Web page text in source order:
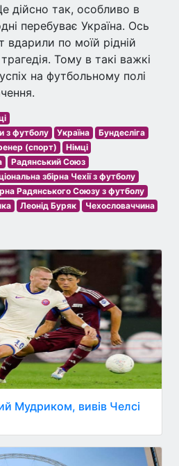
дійсно так, особливо в
перебуває Україна. Ось
вдарили по моїй рідній
Тому в такі важкі
на футбольному полі
з футболу
Україна
Бундесліга
(спорт)
Німці
Радянський Союз
збірна Чехії з футболу
Радянського Союзу з футболу
Леонід Буряк Чехословаччина
Мудриком, вивів Челсі